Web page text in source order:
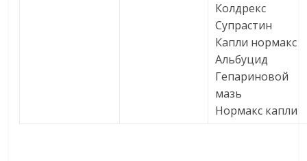
Колдрекс
Супрастин
Капли нормакс
Альбуцид
Гепариновой
мазь
Нормакс капли